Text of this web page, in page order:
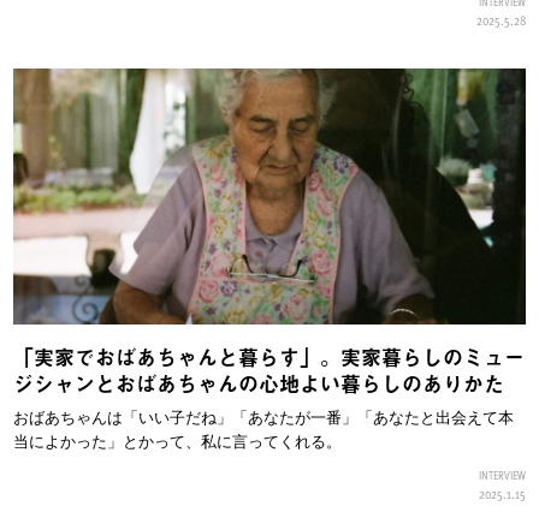
2025.5.28
「実家でおばあちゃんと暮らす」。実家暮らしのミュー
ジシャンとおばあちゃんの心地よい暮らしのありかた
おばあちゃんは「いい子だね」「あなたが一番」「あなたと出会えて本
当によかった」とかって、私に言ってくれる。
INTERVIEW
2025.1.15